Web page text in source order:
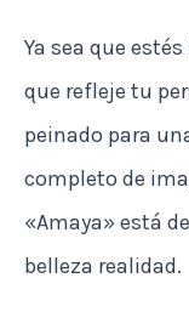
Ya sea que
que refleje tu
peinado para
completo de
«Amaya» está
belleza realidad.